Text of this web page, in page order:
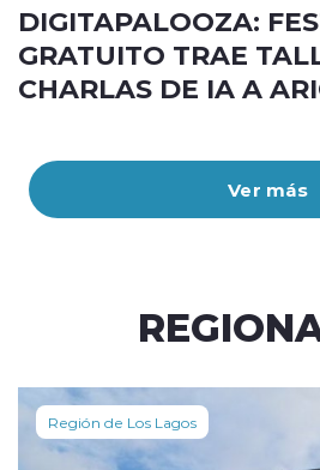
Ver más
DIGITAPALOOZA:
GRATUITO TRAE
CHARLAS DE IA A
Región de Los Lagos